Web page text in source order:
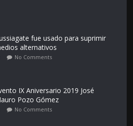
fue usado para suprimir
alternativos
No Comments
IX Aniversario 2019 José
Pozo Gómez
No Comments